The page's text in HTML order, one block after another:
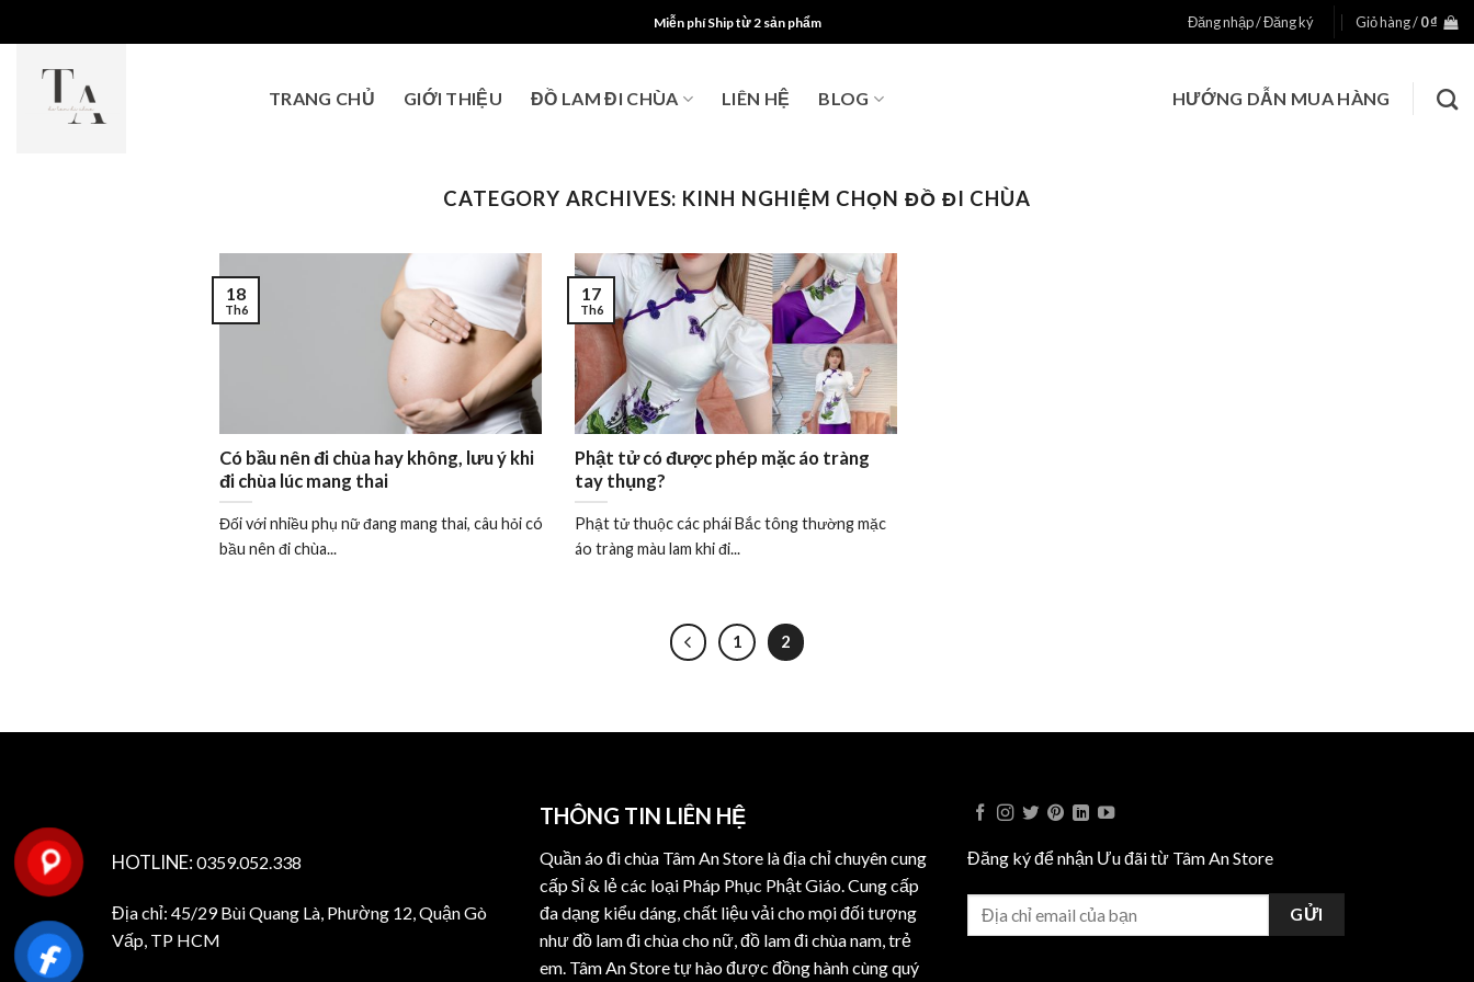
to
content
Miễn phí Ship từ 2 sản phẩm Đăng nhập / Đăng ký Giỏ hàng /0₫
TRANG CHỦ GIỚI THIỆU ĐỒ LAM ĐI CHÙA LIÊN HỆ BLOG HƯỚNG DẪN MUA HÀNG
CATEGORY ARCHIVES: KINH NGHIỆM CHỌN ĐỒ ĐI CHÙA
Có bầu nên đi chùa hay không, lưu ý khi
đi chùa lúc mang thai
Đối với nhiều phụ nữ đang mang thai, câu hỏi có
bầu nên đi chùa...
18
Th6
Phật tử có được phép mặc áo tràng
tay thụng?
Phật tử thuộc các phái Bắc tông thường mặc
áo tràng màu lam khi đi...
17
Th6
1 2
HOTLINE: 0359.052.338
Địa chỉ: 45/29 Bùi Quang Là, Phường 12, Quận Gò
Vấp, TP HCM
THÔNG TIN LIÊN HỆ
Quần áo đi chùa Tâm An Store là địa chỉ chuyên cung
cấp Sỉ & lẻ các loại Pháp Phục Phật Giáo. Cung cấp
đa dạng kiểu dáng, chất liệu vải cho mọi đối tượng
như đồ lam đi chùa cho nữ, đồ lam đi chùa nam, trẻ
em. Tâm An Store tự hào được đồng hành cùng quý
Đăng ký để nhận Ưu đãi từ Tâm An Store